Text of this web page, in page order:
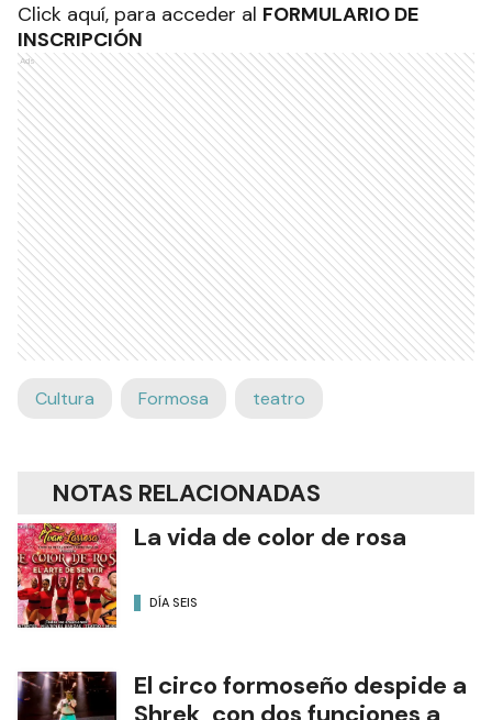
Click aquí, para acceder al FORMULARIO DE
INSCRIPCIÓN
Ads
Cultura Formosa teatro
NOTAS RELACIONADAS
La vida de color de rosa
DÍA SEIS
El circo formoseño despide a